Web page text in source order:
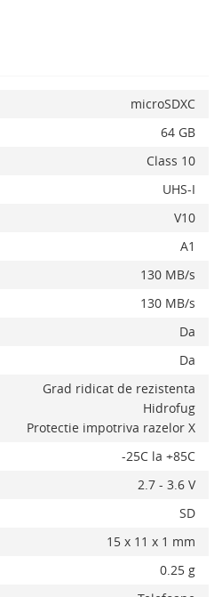
microSDXC
64 GB
Class 10
UHS-I
V10
A1
130 MB/s
130 MB/s
Da
Da
Grad ridicat de rezistenta
Hidrofug
Protectie impotriva razelor X
-25C la +85C
2.7 - 3.6 V
SD
15 x 11 x 1 mm
0.25 g